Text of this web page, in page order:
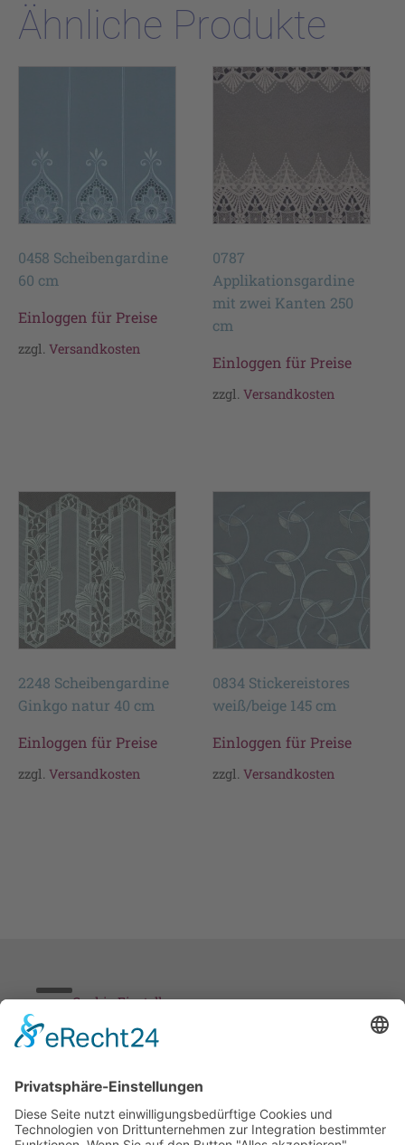
Ähnliche Produkte
0458 Scheibengardine
60 cm
Einloggen für Preise
zzgl. Versandkosten
0787
Applikationsgardine
mit zwei Kanten 250
cm
Einloggen für Preise
zzgl.Versandkosten
2248 Scheibengardine
Ginkgo natur 40 cm
Einloggen für Preise
zzgl. Versandkosten
0834 Stickereistores
weiß/beige 145 cm
Einloggen für Preise
zzgl.Versandkosten
Cookie-Einstellungen